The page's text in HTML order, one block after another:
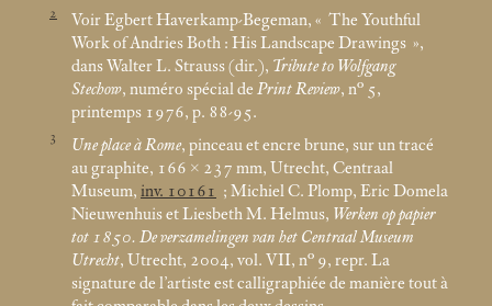
2 Voir Egbert Haverkamp-Begeman, « The Youthful
Work of Andries Both : His Landscape Drawings »,
dans Walter L. Strauss (dir.), Tribute to Wolfgang
Stechow, numéro spécial de Print Review, n° 5,
printemps 1976, p. 88-95.
3 Une place à Rome, pinceau et encre brune, sur un tracé
au graphite, 166 × 237 mm, Utrecht, Centraal
Museum, inv. 10161 ; Michiel C. Plomp, Eric Domela
Nieuwenhuis et Liesbeth M. Helmus, Werken op papier
tot 1850. De verzamelingen van het Centraal Museum
Utrecht, Utrecht, 2004, vol. VII, n° 9, repr. La
signature de l’artiste est calligraphiée de manière tout à